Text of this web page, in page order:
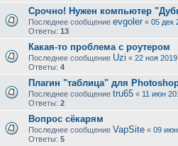
Срочно! Нужен компьютер
Последнее сообщение evgoler « 05 дек
Ответы: 13
Какая-то проблема с роутером
Последнее сообщение Uzi « 22 ноя
Ответы: 4
Плагин "таблица" для
Последнее сообщение tru65 « 11 июн
Ответы: 2
Вопрос сёкарям
Последнее сообщение VapSite « 09
Ответы: 5